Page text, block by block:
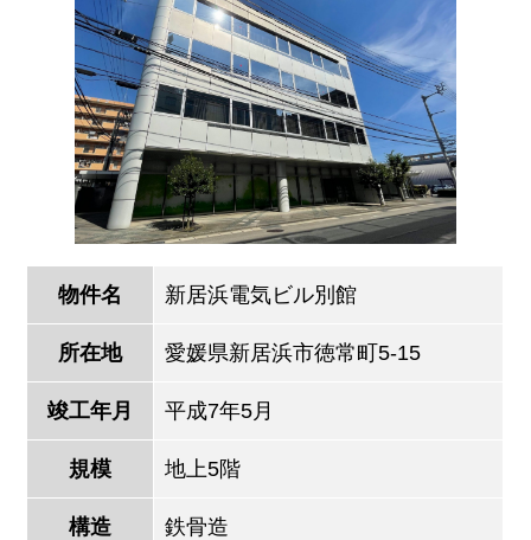
物件名 新居浜電気ビル別館
所在地 愛媛県新居浜市徳常町5-15
竣工年月 平成7年5月
規模 地上5階
構造 鉄骨造